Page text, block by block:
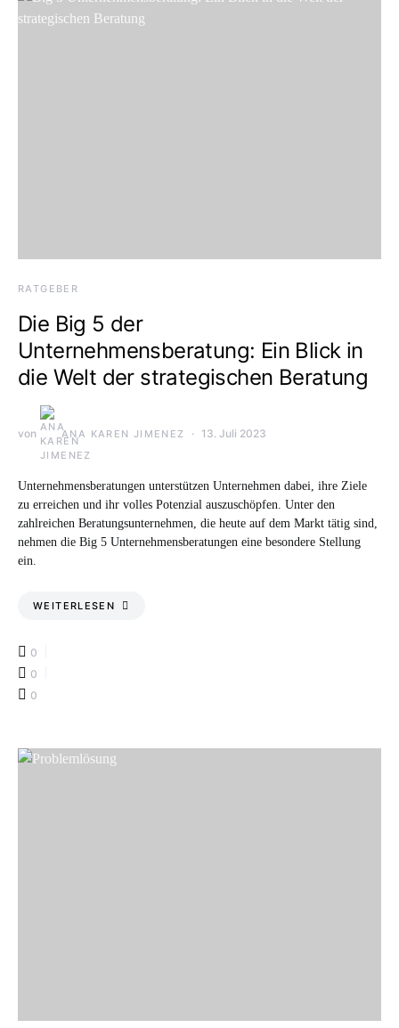
RATGEBER
Die Big 5 der
Unternehmensberatung: Ein Blick in
die Welt der strategischen Beratung
von ANA KAREN JIMENEZ 13. Juli 2023
Unternehmensberatungen unterstützen Unternehmen dabei, ihre Ziele
zu erreichen und ihr volles Potenzial auszuschöpfen. Unter den
zahlreichen Beratungsunternehmen, die heute auf dem Markt tätig sind,
nehmen die Big 5 Unternehmensberatungen eine besondere Stellung
ein.
WEITERLESEN
0
0
0